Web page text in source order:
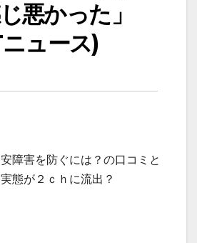
悪かった」
ュース)
障害を防ぐには？の口コミと
態が２ｃｈに流出？